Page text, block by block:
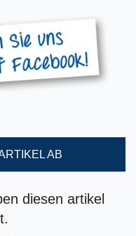
AB
diesen artikel